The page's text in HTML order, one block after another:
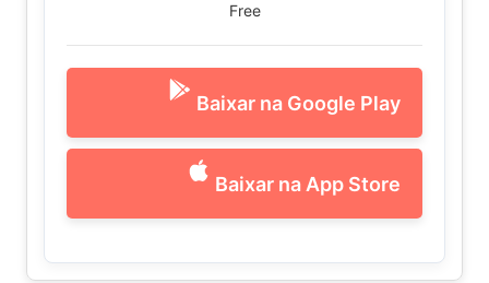
Free
Baixar na Google Play
Baixar na App Store